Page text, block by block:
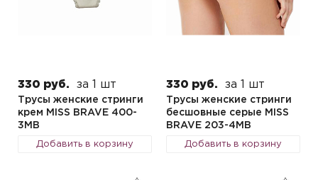
330 руб. за 1 шт
Трусы женские стринги
крем MISS BRAVE 400-
3MB
Добавить в корзину
330 руб. за 1 шт
Трусы женские стринги
бесшовные серые MISS
BRAVE 203-4MB
Добавить в корзину